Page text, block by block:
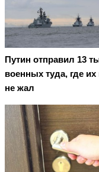
Путин отправил 13
военных туда, где их
не жал